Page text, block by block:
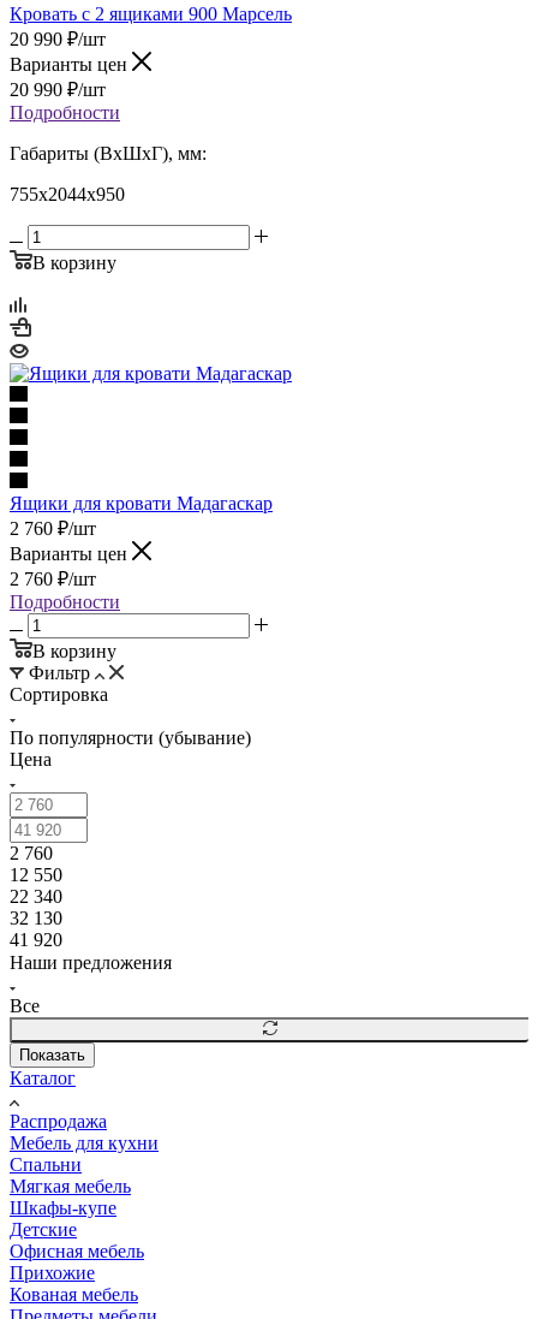
Кровать с 2 ящиками 900 Марсель
20 990 ₽/шт
Варианты цен
20 990 ₽/шт
Подробности
Габариты (ВхШхГ), мм:
755x2044x950
В корзину
Ящики для кровати Мадагаскар
2 760 ₽/шт
Варианты цен
2 760 ₽/шт
Подробности
В корзину
Фильтр
Сортировка
По популярности (убывание)
Цена
2 760
12 550
22 340
32 130
41 920
Наши предложения
Все
Показать
Каталог
Распродажа
Мебель для кухни
Спальни
Мягкая мебель
Шкафы-купе
Детские
Офисная мебель
Прихожие
Кованая мебель